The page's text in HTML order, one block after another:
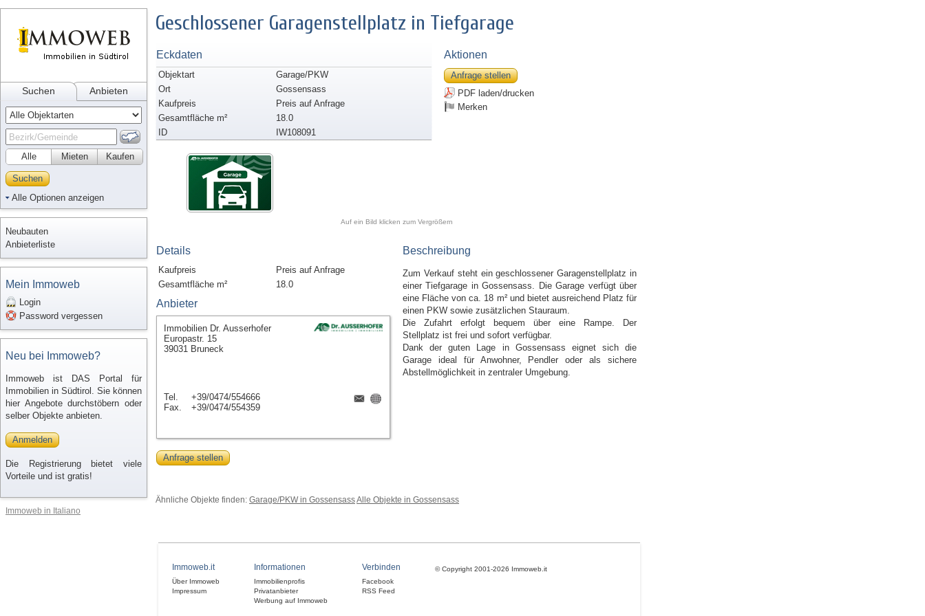
Suchen Anbieten
Alle Kaufen
Mieten
Suchen
Alle Optionen anzeigen
Neubauten
Anbieterliste
Mein Immoweb
Login
Password vergessen
Neu bei Immoweb?
Immoweb ist DAS Portal für
Immobilien in Südtirol. Sie können
hier Angebote durchstöbern oder
selber Objekte anbieten.
Anmelden
Die Registrierung bietet viele
Vorteile und ist gratis!
Immoweb in Italiano
Geschlossener Garagenstellplatz in Tiefgarage
Eckdaten
Objektart
Garage/PKW
Ort
Gossensass
Kaufpreis
Preis auf Anfrage
Gesamtfläche m²
18.0
ID
IW108091
Aktionen
Anfrage stellen
PDF laden/drucken
Merken
Auf ein Bild klicken zum Vergrößern
Details
Kaufpreis
Preis auf Anfrage
Gesamtfläche m²
18.0
Beschreibung
Zum Verkauf steht ein geschlossener Garagenstellplatz in
einer Tiefgarage in Gossensass. Die Garage verfügt über
eine Fläche von ca. 18 m² und bietet ausreichend Platz für
einen PKW sowie zusätzlichen Stauraum.
Die Zufahrt erfolgt bequem über eine Rampe. Der
Stellplatz ist frei und sofort verfügbar.
Dank der guten Lage in Gossensass eignet sich die
Garage ideal für Anwohner, Pendler oder als sichere
Abstellmöglichkeit in zentraler Umgebung.
Anbieter
Immobilien Dr. Ausserhofer
Europastr. 15
39031 Bruneck
Tel.
+39/0474/554666
Fax.
+39/0474/554359
Anfrage stellen
Ähnliche Objekte finden: Garage/PKW in GossensassAlle Objekte in Gossensass
Immoweb.it
Über Immoweb
Impressum
Informationen
Immobilienprofis
Privatanbieter
Werbung auf Immoweb
Verbinden
Facebook
RSS Feed
© Copyright 2001-2026 Immoweb.it